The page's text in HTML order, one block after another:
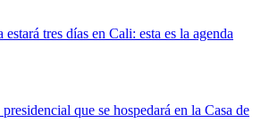
tres días en Cali: esta es la agenda
que se hospedará en la Casa de